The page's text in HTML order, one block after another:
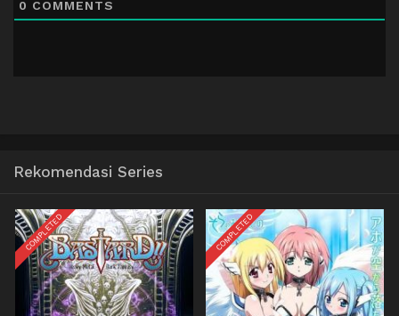
0 COMMENTS
Rekomendasi Series
COMPLETED COMPLETED